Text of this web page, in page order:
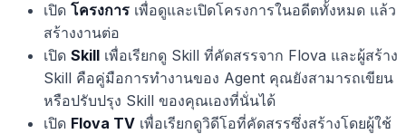
เปิด โครงการ เพื่อดูและเปิดโครงการในอดีตทั้งหมด แล้ว
สร้างงานต่อ
เปิด Skill เพื่อเรียกดู Skill ที่คัดสรรจาก Flova และผู้สร้าง
Skill คือคู่มือการทำงานของ Agent คุณยังสามารถเขียน
หรือปรับปรุง Skill ของคุณเองที่นั่นได้
เปิด Flova TV เพื่อเรียกดูวิดีโอที่คัดสรรซึ่งสร้างโดยผู้ใช้